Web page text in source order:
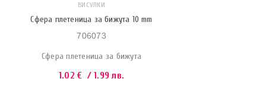
ВИСУЛКИ
Сфера плетеница за бижута 10 mm
706073
Сфера плетеница за бижута
1.02€ / 1.99 лв.